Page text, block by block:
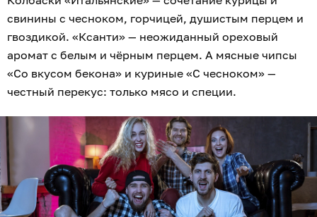
свинины с чесноком, горчицей, душистым перцем и
гвоздикой. «Ксанти» — неожиданный ореховый
аромат с белым и чёрным перцем. А мясные чипсы
«Со вкусом бекона» и куриные «С чесноком» —
честный перекус: только мясо и специи.